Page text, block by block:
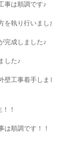
事は順調です♪
を執り行いました♪
完成しました♪
した♪
壁工事着手しまし
！
は順調です！！